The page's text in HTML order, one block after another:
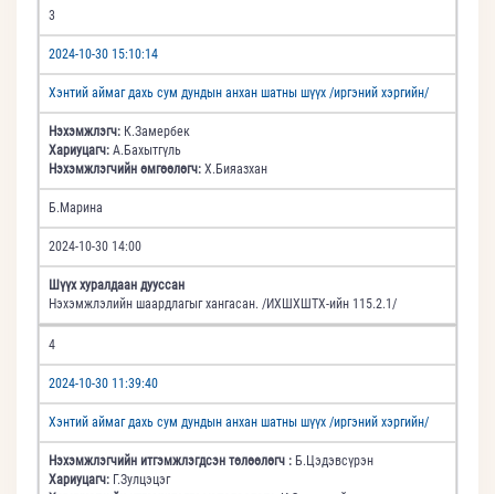
3
2024-10-30 15:10:14
Хэнтий аймаг дахь сум дундын анхан шатны шүүх /иргэний хэргийн/
Нэхэмжлэгч: К.Замербек
Хариуцагч: А.Бахытгүль
Нэхэмжлэгчийн өмгөөлөгч: Х.Бияазхан
Б.Марина
2024-10-30 14:00
Шүүх хуралдаан дууссан
Нэхэмжлэлийн шаардлагыг хангасан. /ИХШХШТХ-ийн 115.2.1/
4
2024-10-30 11:39:40
Хэнтий аймаг дахь сум дундын анхан шатны шүүх /иргэний хэргийн/
Нэхэмжлэгчийн итгэмжлэгдсэн төлөөлөгч : Б.Цэдэвсүрэн
Хариуцагч: Г.Зулцэцэг